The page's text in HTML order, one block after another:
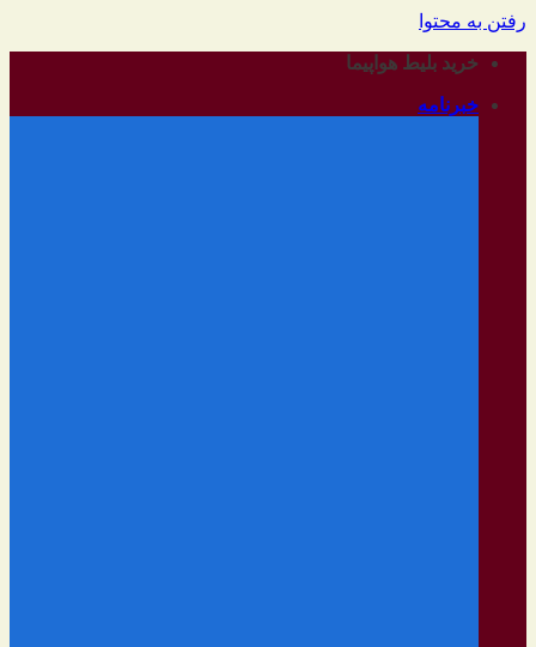
رفتن به محتوا
خرید بلیط هواپیما
خبرنامه